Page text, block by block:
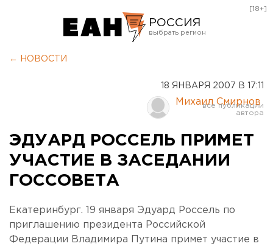
РОССИЯ
Курган
Оренбург
[18+]
← НОВОСТИ
18 ЯНВАРЯ 2007 В 17:11
Михаил Смирнов
ЭДУАРД РОССЕЛЬ ПРИМЕТ
УЧАСТИЕ В ЗАСЕДАНИИ
ГОССОВЕТА
Екатеринбург. 19 января Эдуард Россель по
приглашению президента Российской
Федерации Владимира Путина примет участие в